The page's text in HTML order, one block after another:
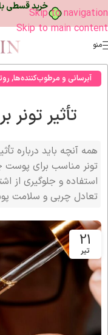
خرید قسطیSkip to navigation
Skip to main content
منو
آبرسانی و مرطوب‌کننده‌ها,
تأثیر
همه آنچه باید درباره
تونر مناسب برای
استفاده و جلوگیری از
تعادل چربی و سلامت
21
تیر